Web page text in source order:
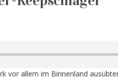
vor allem im Binnenland